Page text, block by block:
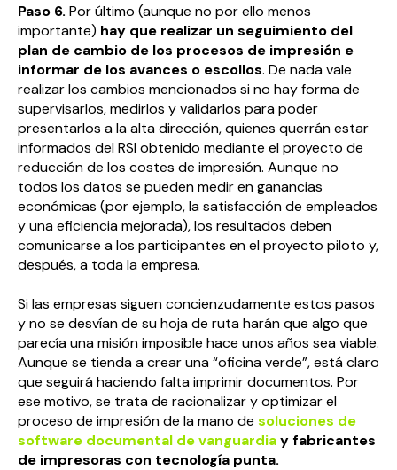
Paso 6. Por último (aunque no por ello menos
importante) hay que realizar un seguimiento del
plan de cambio de los procesos de impresión e
informar de los avances o escollos. De nada vale
realizar los cambios mencionados si no hay forma de
supervisarlos, medirlos y validarlos para poder
presentarlos a la alta dirección, quienes querrán estar
informados del RSI obtenido mediante el proyecto de
reducción de los costes de impresión. Aunque no
todos los datos se pueden medir en ganancias
económicas (por ejemplo, la satisfacción de empleados
y una eficiencia mejorada), los resultados deben
comunicarse a los participantes en el proyecto piloto y,
después, a toda la empresa.
Si las empresas siguen concienzudamente estos pasos
y no se desvían de su hoja de ruta harán que algo que
parecía una misión imposible hace unos años sea viable.
Aunque se tienda a crear una “oficina verde”, está claro
que seguirá haciendo falta imprimir documentos. Por
ese motivo, se trata de racionalizar y optimizar el
proceso de impresión de la mano de soluciones de
software documental de vanguardiay fabricantes
de impresoras con tecnología punta.